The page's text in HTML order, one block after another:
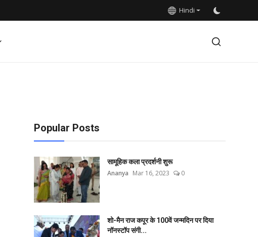
Hindi
Popular Posts
सामूहिक कला प्रदर्शनी शुरू
Ananya Mar 16, 2023 0
शो-मैन राज कपूर के 100वें जन्मदिन पर दिया
नॉनस्टॉप संगी...